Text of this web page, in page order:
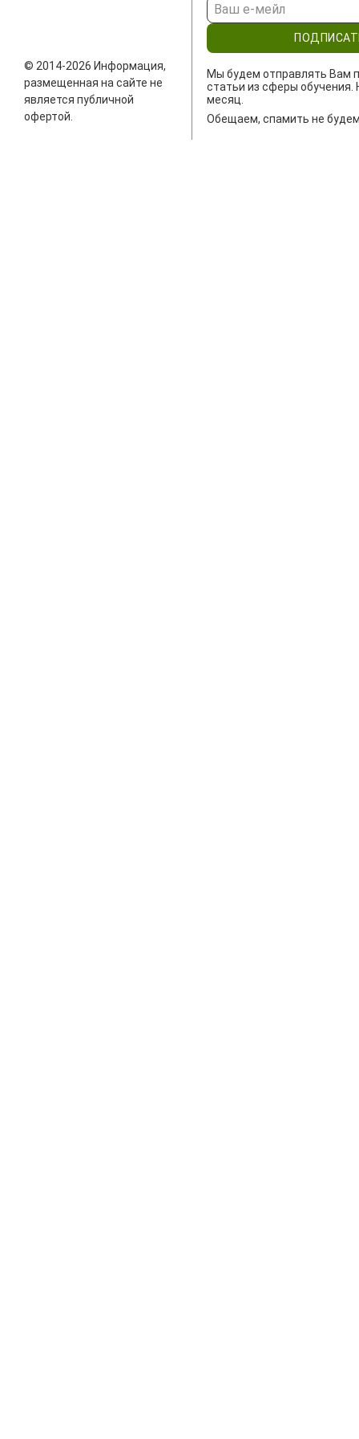
© 2014-2026 Информация,
размещенная на сайте не
является публичной
офертой.
Мы будем отправлять Вам
статьи из сферы обучения.
месяц.
Обещаем, спамить не